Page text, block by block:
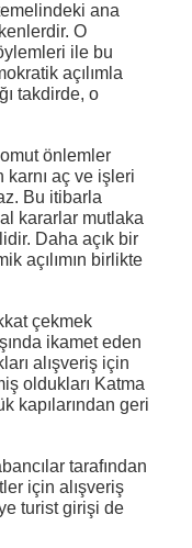
ana
O
ile bu
açılımla
takdirde, o
önlemler
karnı aç ve işleri
Bu itibarla
kararlar mutlaka
Daha açık bir
açılımın birlikte
çekmek
ikamet eden
alışveriş için
oldukları Katma
kapılarından geri
tarafından
için alışveriş
turist girişi de